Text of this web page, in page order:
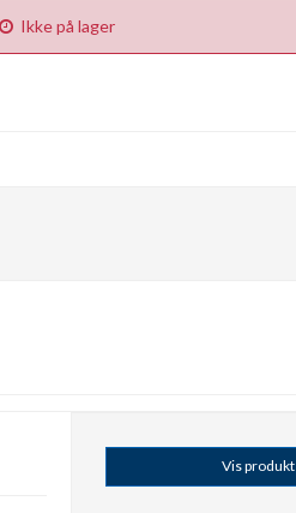
Ikke på lager
Vis produkt